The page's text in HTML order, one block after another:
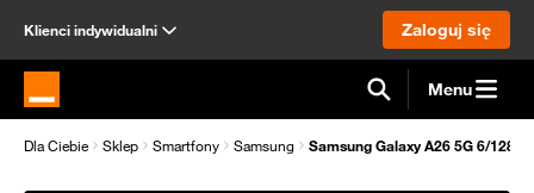
Klienci indywidualni Zaloguj się
Strona główna Orange.pl Menu
Dla Ciebie Sklep Smartfony Samsung Samsung Galaxy A26 5G 6/128GB